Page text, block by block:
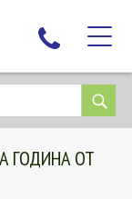
ГОДИНА ОТ